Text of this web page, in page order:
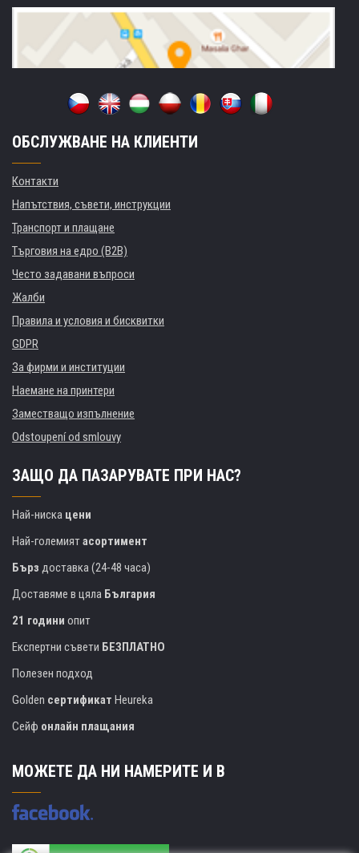
ОБСЛУЖВАНЕ НА КЛИЕНТИ
Контакти
Напътствия, съвети, инструкции
Транспорт и плащане
Търговия на едро (B2B)
Често задавани въпроси
Жалби
Правила и условия и бисквитки
GDPR
За фирми и институции
Наемане на принтери
Заместващо изпълнение
Odstoupení od smlouvy
ЗАЩО ДА ПАЗАРУВАТЕ ПРИ НАС?
Най-ниска цени
Най-големиятасортимент
Бърз доставка (24-48 часа)
Доставяме в цяла България
21 години опит
Експертни съвети БЕЗПЛАТНО
Полезен подход
Golden сертификат Heureka
Сейф онлайн плащания
МОЖЕТЕ ДА НИ НАМЕРИТЕ И В